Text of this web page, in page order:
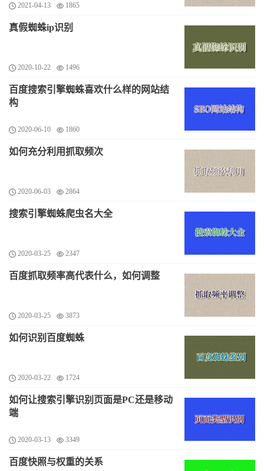
2021-04-13 1865
真假蜘蛛ip识别
2020-10-22 1496
百度搜索引擎蜘蛛喜欢什么样的网站结
构
2020-06-10 1860
如何充分利用抓取频次
2020-06-03 2864
搜索引擎蜘蛛爬虫名大全
2020-03-25 2347
百度抓取频率高代表什么，如何调整
2020-03-25 3873
如何识别百度蜘蛛
2020-03-22 1724
如何让搜索引擎识别页面是PC还是移动
端
2020-03-13 3349
百度快照与权重的关系